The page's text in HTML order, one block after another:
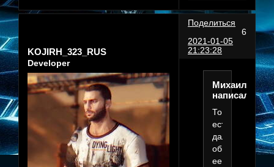
Поделиться
6
2021-01-05
21:23:28
KOJIRH_323_RUS
Developer
Михаил666
написал(а):
То
есть
дальше
обновлять
ее